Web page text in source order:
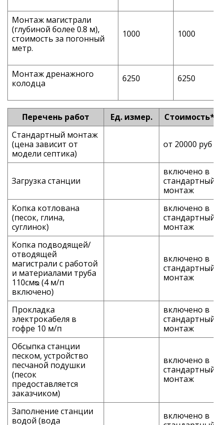
Монтаж магистрали
(глубиной более 0.8 м),
стоимость за погонный
метр.
1000 1000
Монтаж дренажного
колодца
6250 6250
Перечень работ Ед. измер.
Стоимость*
Стандартный монтаж
(цена зависит от
модели септика)
от 20000 руб
Загрузка станции
включено в
стандартный
монтаж
Копка котлована
(песок, глина,
суглинок)
включено в
стандартный
монтаж
Копка подводящей/
отводящей
магистрали с работой
и материалами труба
110смᴓ (4 м/п
включено)
включено в
стандартный
монтаж
Прокладка
электрокабеля в
гофре 10 м/п
включено в
стандартный
монтаж
Обсыпка станции
песком, устройство
песчаной подушки
(песок
предоставляется
заказчиком)
включено в
стандартный
монтаж
Заполнение станции
водой (вода
включено в